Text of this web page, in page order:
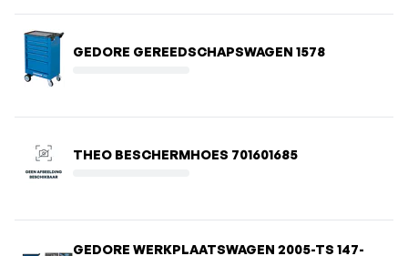
GEDORE GEREEDSCHAPSWAGEN 1578
THEO BESCHERMHOES 701601685
GEDORE WERKPLAATSWAGEN 2005-TS 147-